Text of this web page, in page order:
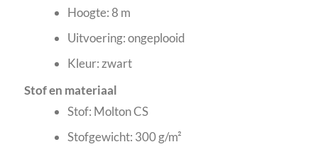
Hoogte: 8 m
Uitvoering: ongeplooid
Kleur: zwart
Stof en materiaal
Stof: Molton CS
Stofgewicht: 300 g/m²